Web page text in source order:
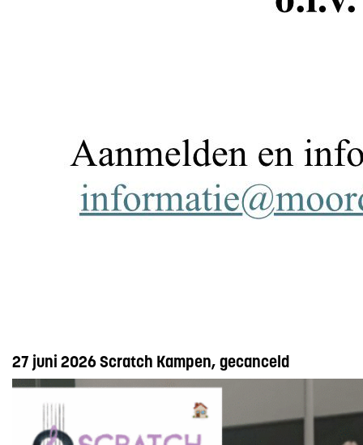
27 juni 2026 Scratch Kampen, gecanceld